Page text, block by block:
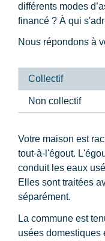
différents modes
financé ? À qui
Nous répondons à
Collectif
Non collectif
Votre maison est
tout-à-l'égout.
conduit les eaux
Elles sont traitées
séparément.
La commune est
usées domestiques